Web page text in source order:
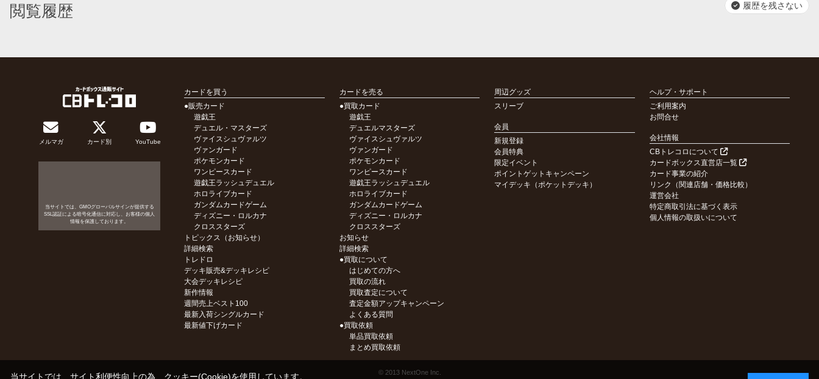
閲覧履歴 履歴を残さない
メルマガ カード別 YouTube
当サイトでは、GMOグローバルサインが提供する
SSL認証による暗号化通信に対応し、お客様の個人
情報を保護しております。
カードを買う
●販売カード
遊戯王
デュエル・マスターズ
ヴァイスシュヴァルツ
ヴァンガード
ポケモンカード
ワンピースカード
遊戯王ラッシュデュエル
ホロライブカード
ガンダムカードゲーム
ディズニー・ロルカナ
クロススターズ
トピックス（お知らせ）
詳細検索
トレドロ
デッキ販売&デッキレシピ
大会デッキレシピ
新作情報
週間売上ベスト100
最新入荷シングルカード
最新値下げカード
カードを売る
●買取カード
遊戯王
デュエルマスターズ
ヴァイスシュヴァルツ
ヴァンガード
ポケモンカード
ワンピースカード
遊戯王ラッシュデュエル
ホロライブカード
ガンダムカードゲーム
ディズニー・ロルカナ
クロススターズ
お知らせ
詳細検索
●買取について
はじめての方へ
買取の流れ
買取査定について
査定金額アップキャンペーン
よくある質問
●買取依頼
単品買取依頼
まとめ買取依頼
周辺グッズ
スリーブ
会員
新規登録
会員特典
限定イベント
ポイントゲットキャンペーン
マイデッキ（ポケットデッキ）
ヘルプ・サポート
ご利用案内
お問合せ
会社情報
CBトレコロについて
カードボックス直営店一覧
カード事業の紹介
リンク（関連店舗・価格比較）
運営会社
特定商取引法に基づく表示
個人情報の取扱いについて
© 2013 NextOne Inc.
当サイトでは、サイト利便性向上の為、クッキー(Cookie)を使用しています。